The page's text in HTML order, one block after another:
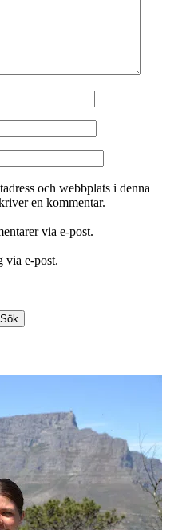
och webbplats i denna
en kommentar.
via e-post.
via e-post.